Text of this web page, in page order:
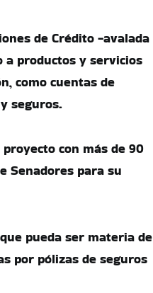
de Crédito -avalada
a productos y servicios
como cuentas de
seguros.
con más de 90
Senadores para su
pueda ser materia de
por pólizas de seguros